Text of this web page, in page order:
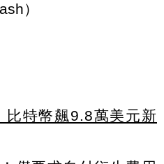
）
比特幣飆9.8萬美元新